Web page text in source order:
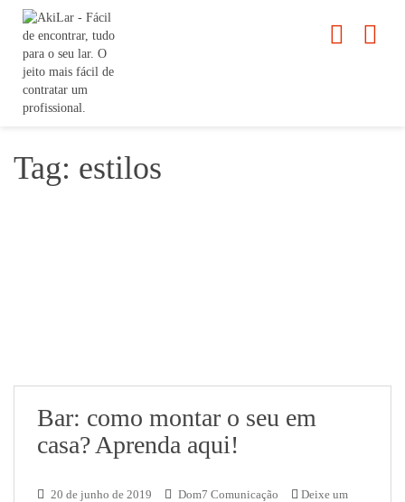
Tag: estilos
Bar: como montar o seu em
casa? Aprenda aqui!
20 de junho de 2019 Dom7 Comunicação
Deixe um